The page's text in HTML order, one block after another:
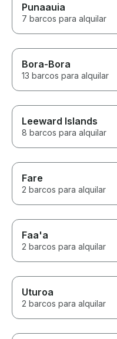
Punaauia
7 barcos para alquilar
Bora-Bora
13 barcos para alquilar
Leeward Islands
8 barcos para alquilar
Fare
2 barcos para alquilar
Faa'a
2 barcos para alquilar
Uturoa
2 barcos para alquilar